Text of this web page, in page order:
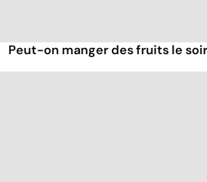
Peut-on manger des fruits le